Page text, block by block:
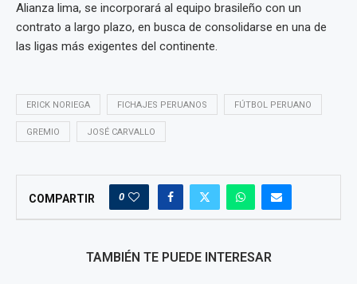
Alianza lima, se incorporará al equipo brasileño con un
contrato a largo plazo, en busca de consolidarse en una de
las ligas más exigentes del continente.
ERICK NORIEGA FICHAJES PERUANOS FÚTBOL PERUANO
GREMIO JOSÉ CARVALLO
COMPARTIR 0
TAMBIÉN TE PUEDE INTERESAR